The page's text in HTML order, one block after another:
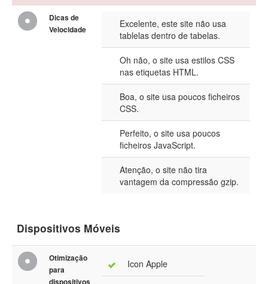
Dicas de
Velocidade
Excelente, este site não usa
tablelas dentro de tabelas.
Oh não, o site usa estilos CSS
nas etiquetas HTML.
Boa, o site usa poucos ficheiros
CSS.
Perfeito, o site usa poucos
ficheiros JavaScript.
Atenção, o site não tira
vantagem da compressão gzip.
Dispositivos Móveis
Otimização
para
dispositivos
Icon Apple